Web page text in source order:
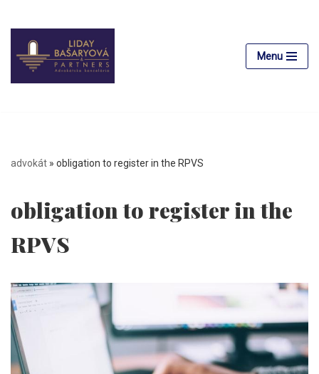
Preskočiť
na
obsah
Menu
advokát » obligation to register in the RPVS
obligation to register in the
RPVS